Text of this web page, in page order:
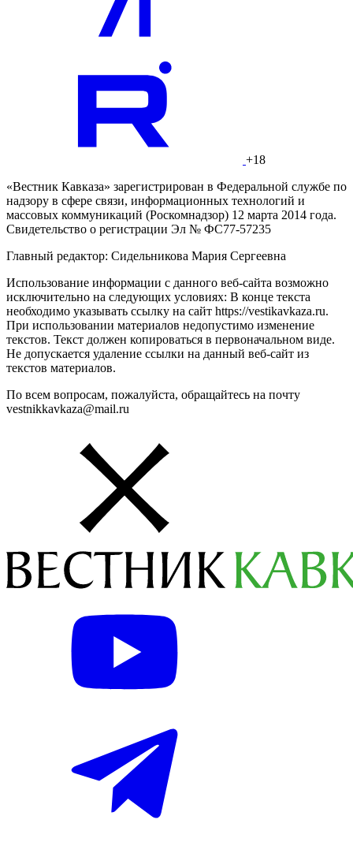
+18
«Вестник Кавказа» зарегистрирован в Федеральной службе по
надзору в сфере связи, информационных технологий и
массовых коммуникаций (Роскомнадзор) 12 марта 2014 года.
Свидетельство о регистрации Эл № ФС77-57235
Главный редактор: Сидельникова Мария Сергеевна
Использование информации с данного веб-сайта возможно
исключительно на следующих условиях: В конце текста
необходимо указывать ссылку на сайт https://vestikavkaza.ru.
При использовании материалов недопустимо изменение
текстов. Текст должен копироваться в первоначальном виде.
Не допускается удаление ссылки на данный веб-сайт из
текстов материалов.
По всем вопросам, пожалуйста, обращайтесь на почту
vestnikkavkaza@mail.ru